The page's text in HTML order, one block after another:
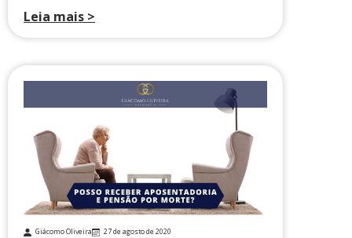
Leia mais >
Giácomo Oliveira 27 de agosto de 2020